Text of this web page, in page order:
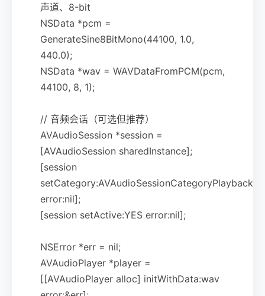
声道、8-bit
NSData *pcm =
GenerateSine8BitMono(44100, 1.0,
440.0);
NSData *wav = WAVDataFromPCM(pcm,
44100, 8, 1);
// 音频会话（可选但推荐）
AVAudioSession *session =
[AVAudioSession sharedInstance];
[session
setCategory:AVAudioSessionCategoryPlayback
error:nil];
[session setActive:YES error:nil];
NSError *err = nil;
AVAudioPlayer *player =
[[AVAudioPlayer alloc] initWithData:wav